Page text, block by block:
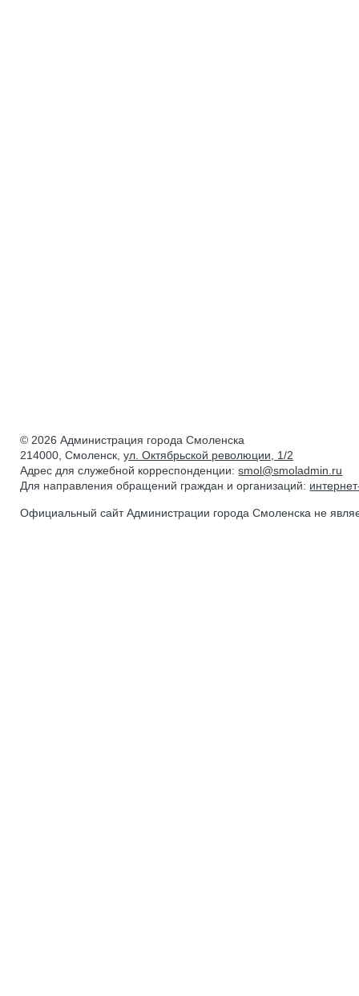
© 2026 Администрация города Смоленска
214000, Смоленск,ул. Октябрьской революции, 1/2
Адрес для служебной корреспонденции:smol@smoladmin.ru
Для направления обращений граждан и организаций:
Официальный сайт Администрации города Смоленска не